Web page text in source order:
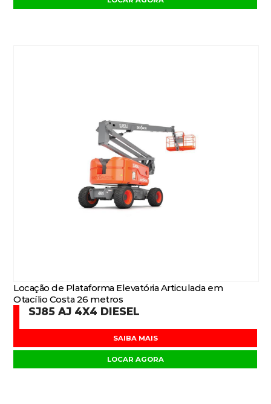
Locação de Plataforma Elevatória Articulada em
Otacílio Costa 26 metros
SJ85 AJ 4X4 DIESEL
SAIBA MAIS
LOCAR AGORA